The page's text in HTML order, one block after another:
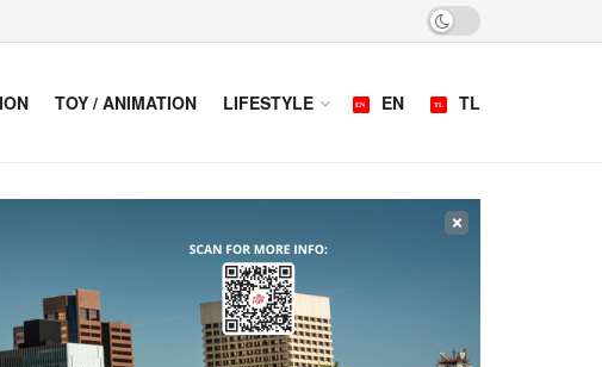
TOY / ANIMATION LIFESTYLE EN TL
×